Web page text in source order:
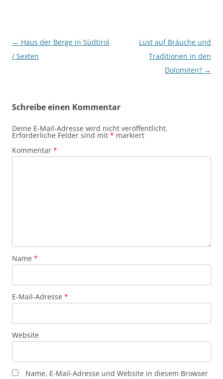
Beitragsnavigation
← Haus der Berge in Südtirol
/ Sexten
Lust auf Bräuche und
Traditionen in den
Dolomiten? →
Schreibe einen Kommentar
Deine E-Mail-Adresse wird nicht veröffentlicht.
Erforderliche Felder sind mit * markiert
Kommentar *
Name *
E-Mail-Adresse *
Website
Name, E-Mail-Adresse und Website in diesem Browser